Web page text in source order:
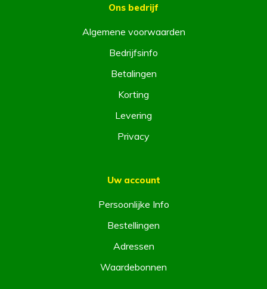
Ons bedrijf
Algemene voorwaarden
Bedrijfsinfo
Betalingen
Korting
Levering
Privacy
Uw account
Persoonlijke Info
Bestellingen
Adressen
Waardebonnen